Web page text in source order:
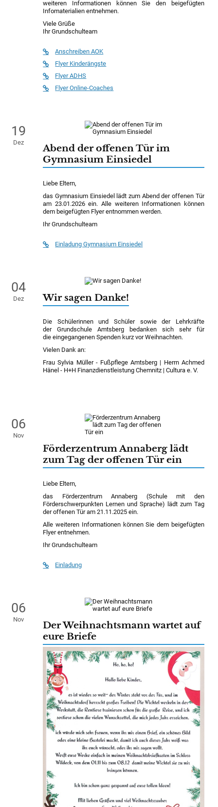
weiteren Informationen können Sie den beigefügten
Infomaterialien entnehmen.
Viele Grüße
Ihr Grundschulteam
Anschreiben AOK
Flyer Kinderängste
Flyer ADHS
Flyer Online-Coaches
19
Dez
Abend der offenen Tür im
Gymnasium Einsiedel
Liebe Eltern,
das Gymnasium Einsiedel lädt zum Abend der offenen Tür
am 23.01.2026 ein. Alle weiteren Informationen können
dem beigefügten Flyer entnommen werden.
Ihr Grundschulteam
Einladung Gymnasium Einsiedel
04
Dez Wir sagen Danke!
Die Schülerinnen und Schüler sowie der Lehrkräfte
der Grundschule Amtsberg bedanken sich sehr für
die eingegangenen Spenden kurz vor Weihnachten.
Vielen Dank an:
Frau Sylvia Müller - Fußpflege Amtsberg | Herrn Achmed
Hänel - H+H Finanzdienstleistung Chemnitz | Cultura e. V.
06
Nov
Förderzentrum Annaberg lädt
zum Tag der offenen Tür ein
Liebe Eltern,
das Förderzentrum Annaberg (Schule mit den
Förderschwerpunkten Lernen und Sprache) lädt zum Tag
der offenen Tür am 21.11.2025 ein.
Alle weiteren Informationen können Sie dem beigefügten
Flyer entnehmen.
Ihr Grundschulteam
Einladung
06
Nov
Der Weihnachtsmann wartet auf
eure Briefe